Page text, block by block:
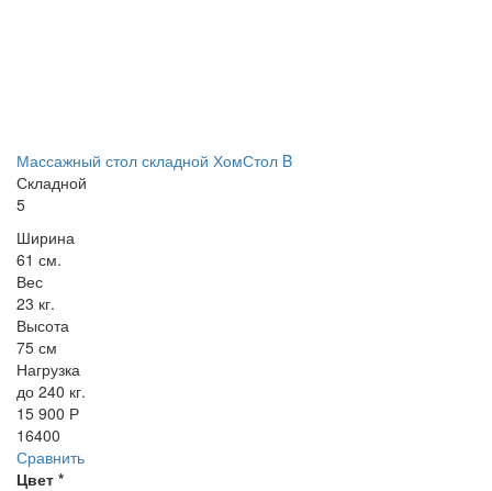
Массажный стол складной ХомСтол B
Складной
5
Ширина
61 см.
Вес
23 кг.
Высота
75 см
Нагрузка
до 240 кг.
15 900 Р
16400
Сравнить
Цвет *